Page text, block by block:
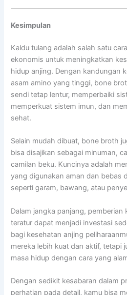
Kesimpulan
Kaldu tulang adalah salah satu
ekonomis untuk meningkatkan
hidup anjing. Dengan kandungan
asam amino yang tinggi, bone
sendi tetap lentur, memperbaiki
memperkuat sistem imun, dan
sehat.
Selain mudah dibuat, bone broth
bisa disajikan sebagai minuman,
camilan beku. Kuncinya adalah
yang digunakan aman dan bebas
seperti garam, bawang, atau
Dalam jangka panjang, pemberian
teratur dapat menjadi investasi
bagi kesehatan anjing
mereka lebih kuat dan aktif, tetapi
masa hidup dengan cara yang
Dengan sedikit kesabaran dalam
perhatian pada detail, kamu bisa